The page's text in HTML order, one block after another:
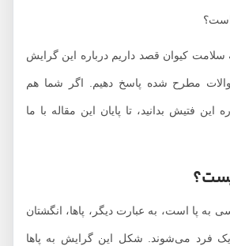
کیوان قصد داریم درباره این گرایش
مطرح شده پاسخ دهیم. اگر شما هم
فتیش بدانید، تا پایان این مقاله با ما
است، به عبارت دیگر، پاها، انگشتان
می‌شوند. شکل این گرایش به پاها